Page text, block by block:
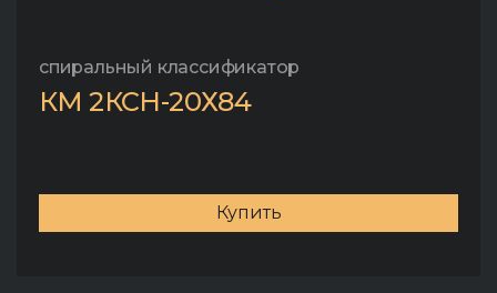
спиральный классификатор
КМ 2КСН-20Х84
Купить